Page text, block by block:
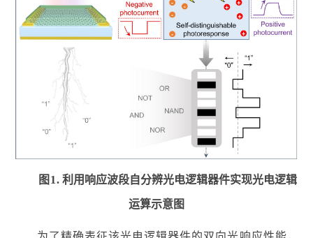
图 1. 利用响应波段自分辨光电逻辑器件实现光电逻辑
运算示意图